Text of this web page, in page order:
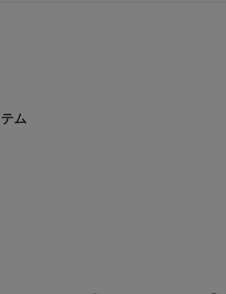
ム